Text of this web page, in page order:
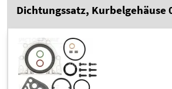
Dichtungssatz, Kurbelgehäuse